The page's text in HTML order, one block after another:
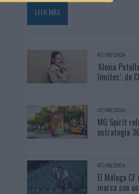
LEER MÁS
07/08/2026
‘Alexia
límites’, de
07/08/2026
MG Spirit
estrategia
07/08/2026
El Málaga
marca con